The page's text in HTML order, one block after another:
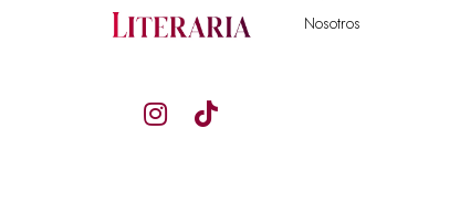
Nosotros